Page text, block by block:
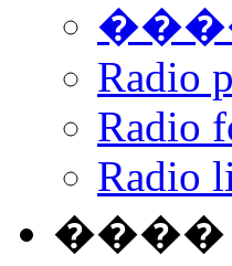
Radio
Radio
Radio
����